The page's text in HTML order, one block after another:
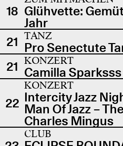
18 Glühvette:
Jahr
21 TANZ
Pro Senectute
21 KONZERT
Camilla
22
KONZERT
Intercity Jazz
Man Of Jazz –
Charles Mingus
CLUB